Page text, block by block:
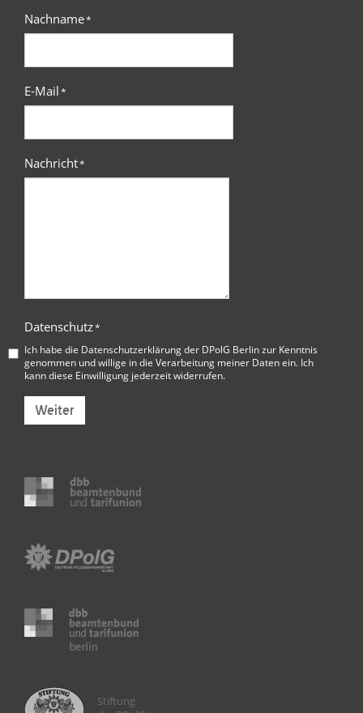
Nachname*
E-Mail*
Nachricht*
Datenschutz*
Ich habe die Datenschutzerklärung der DPolG Berlinzur Kenntnis
genommen und willige in die Verarbeitung meiner Daten ein. Ich
kann diese Einwilligung jederzeit widerrufen.
Weiter
Stiftung